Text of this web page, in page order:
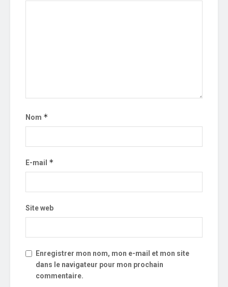
Nom *
E-mail *
Site web
Enregistrer mon nom, mon e-mail et mon site
dans le navigateur pour mon prochain
commentaire.